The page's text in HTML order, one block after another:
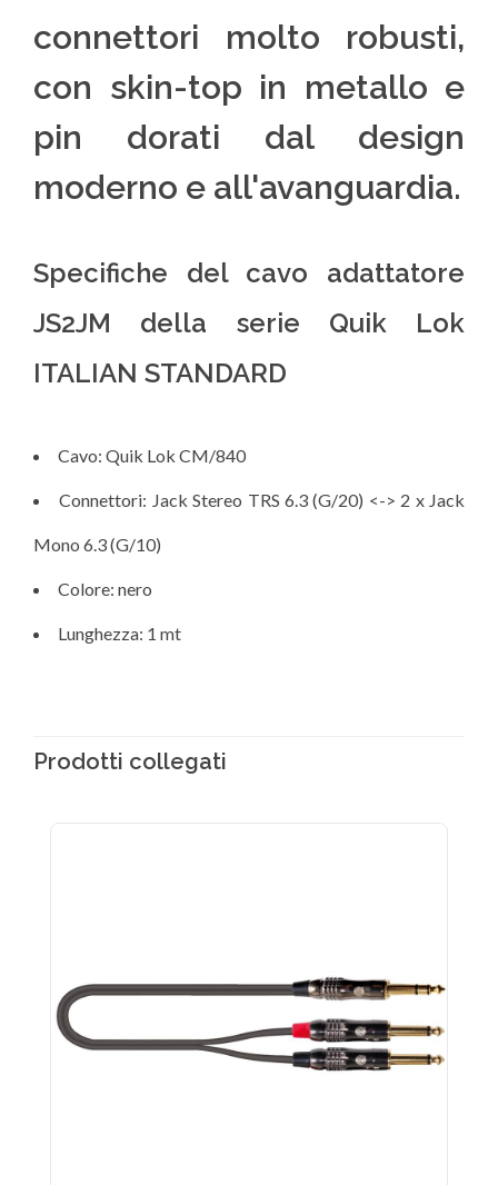
connettori molto robusti,
con skin-top in metallo e
pin dorati dal design
moderno e all'avanguardia.
Specifiche del cavo adattatore
JS2JM della serie Quik Lok
ITALIAN STANDARD
Cavo: Quik Lok CM/840
Connettori: Jack Stereo TRS 6.3 (G/20) <-> 2 x Jack
Mono 6.3 (G/10)
Colore: nero
Lunghezza: 1 mt
Prodotti collegati